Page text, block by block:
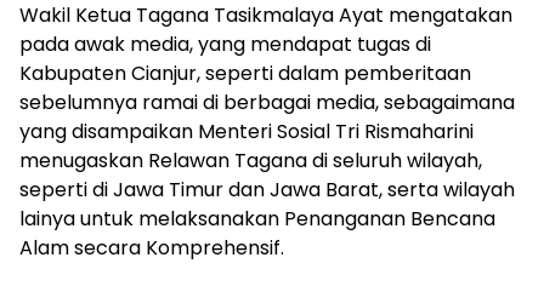
Wakil Ketua Tagana Tasikmalaya Ayat mengatakan
pada awak media, yang mendapat tugas di
Kabupaten Cianjur, seperti dalam pemberitaan
sebelumnya ramai di berbagai media, sebagaimana
yang disampaikan Menteri Sosial Tri Rismaharini
menugaskan Relawan Tagana di seluruh wilayah,
seperti di Jawa Timur dan Jawa Barat, serta wilayah
lainya untuk melaksanakan Penanganan Bencana
Alam secara Komprehensif.